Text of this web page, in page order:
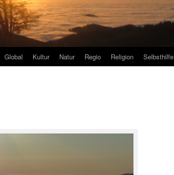
Global Kultur Natur Regio Religion Selbsthilfe